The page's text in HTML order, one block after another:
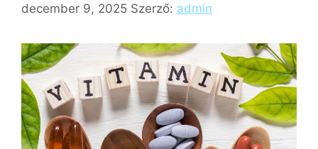
december 9, 2025 Szerző: admin